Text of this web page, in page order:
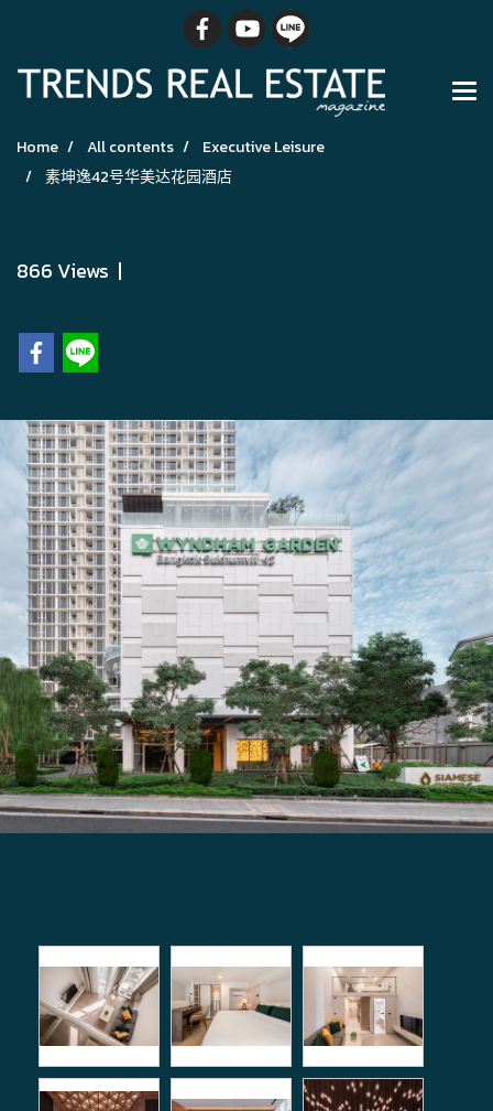
Home All contents
Executive Leisure
素坤逸42号华美达花园酒店
866 Views |